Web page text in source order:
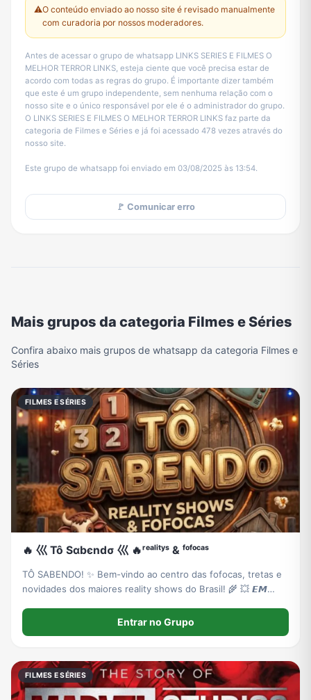
⚠️O conteúdo enviado ao nosso site é revisado manualmente
com curadoria por nossos moderadores.
Antes de acessar o grupo de whatsapp LINKS SERIES E FILMES O
MELHOR TERROR LINKS, esteja ciente que você precisa estar de
acordo com todas as regras do grupo. É importante dizer também
que este é um grupo independente, sem nenhuma relação com o
nosso site e o único responsável por ele é o administrador do grupo.
O LINKS SERIES E FILMES O MELHOR TERROR LINKS faz parte da
categoria de Filmes e Séries e já foi acessado 478 vezes através do
nosso site.
Este grupo de whatsapp foi enviado em 03/08/2025 às 13:54.
🚩 Comunicar erro
Mais grupos da categoria Filmes e Séries
Confira abaixo mais grupos de whatsapp da categoria Filmes e
Séries
FILMES E SÉRIES
🔥 巛 Tô Sαbєndσ 巛 🔥ʳᵉᵃˡⁱᵗʸˢ & ᶠᵒᶠᵒᶜᵃˢ
TÔ SABENDO! ✨ ​Bem-vindo ao centro das fofocas, tretas e
novidades dos maiores reality shows do Brasil! ​🌾 💥 𝙀𝙈
tudo sobre o reality mais esperado da Record!)
Entrar no Grupo
FILMES E SÉRIES